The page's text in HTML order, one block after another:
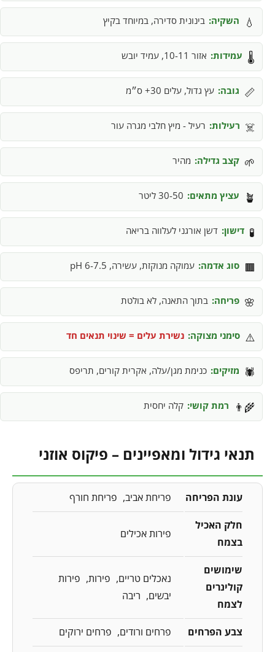
💧 השקיה: בינונית סדירה, במיוחד בקיץ
🌡️ עמידות: אזור 10-11, עמיד יובש
📏 גובה: עץ גדול, עלים 30+ ס״מ
☠️ רעילות: רעיל - מיץ חלבי מגרה עור
🌱 קצב גדילה: מהיר
🪴 עציץ מתאים: 30-50 ליטר
🧪 דישון: דשן אורגני לעלווה בריאה
🟫 סוג אדמה: עמוקה מנוקזת, עשירה, pH 6-7.5
🌸 פריחה: בתוך התאנה, לא בולטת
⚠️ סימני מצוקה: נשירת עלים = שינוי תנאים חד
🕷️ מזיקים: כנימת מגן/עלה, אקרית קורים, תריפס
👨‍🌾 רמת קושי: קלה יחסית
תנאי גידול ומאפיינים – פיקוס אוזני
עונת הפריחה פריחת אביב פריחת חורף
חלק האכיל
בצמח
פירות אכילים
שימושים
קולינרים
לצמח
נאכלים טריים פירות
פירות
יבשים
ריבה
צבע הפרחים פרחים ורודים פרחים ירוקים